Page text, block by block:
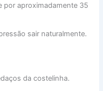
por aproximadamente 35
sair naturalmente.
da costelinha.